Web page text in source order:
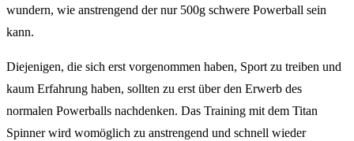
wundern, wie anstrengend der nur 500g schwere Powerball sein
kann.
Diejenigen, die sich erst vorgenommen haben, Sport zu treiben und
kaum Erfahrung haben, sollten zu erst über den Erwerb des
normalen Powerballs nachdenken. Das Training mit dem Titan
Spinner wird womöglich zu anstrengend und schnell wieder